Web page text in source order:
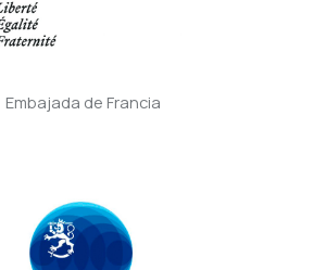
Embajada de Francia